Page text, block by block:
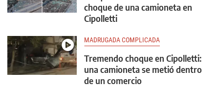
choque de una camioneta en
Cipolletti
MADRUGADA COMPLICADA
Tremendo choque en Cipolletti:
una camioneta se metió dentro
de un comercio